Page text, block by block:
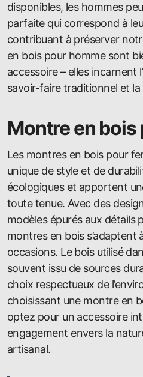
disponibles, les hommes
parfaite qui correspond à
contribuant à préserver
en bois pour homme sont
accessoire – elles incarnent
savoir-faire traditionnel et la
Montre en
Les montres en bois pour
unique de style et de
écologiques et apportent
toute tenue. Avec des
modèles épurés aux détails
montres en bois s’adaptent
occasions. Le bois utilisé
souvent issu de sources
choix respectueux de
choisissant une montre en
optez pour un accessoire
engagement envers la
artisanal.